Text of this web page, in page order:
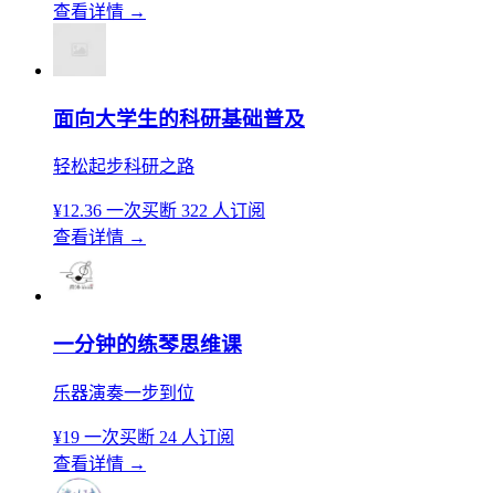
查看详情 →
面向大学生的科研基础普及
轻松起步科研之路
¥12.36 一次买断 322 人订阅
查看详情 →
一分钟的练琴思维课
乐器演奏一步到位
¥19 一次买断 24 人订阅
查看详情 →